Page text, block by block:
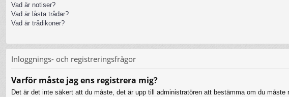
Vad är notiser?
Vad är låsta trådar?
Vad är trådikoner?
Inloggnings- och registreringsfrågor
Varför måste jag ens registrera mig?
Det är det inte säkert att du måste, det är upp till administratören att bestämma om du